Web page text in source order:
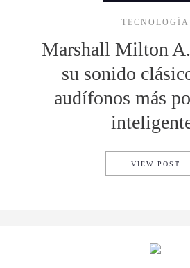
TECNOLOGÍA
Marshall Milton
su sonido
audífonos más
VIEW POST